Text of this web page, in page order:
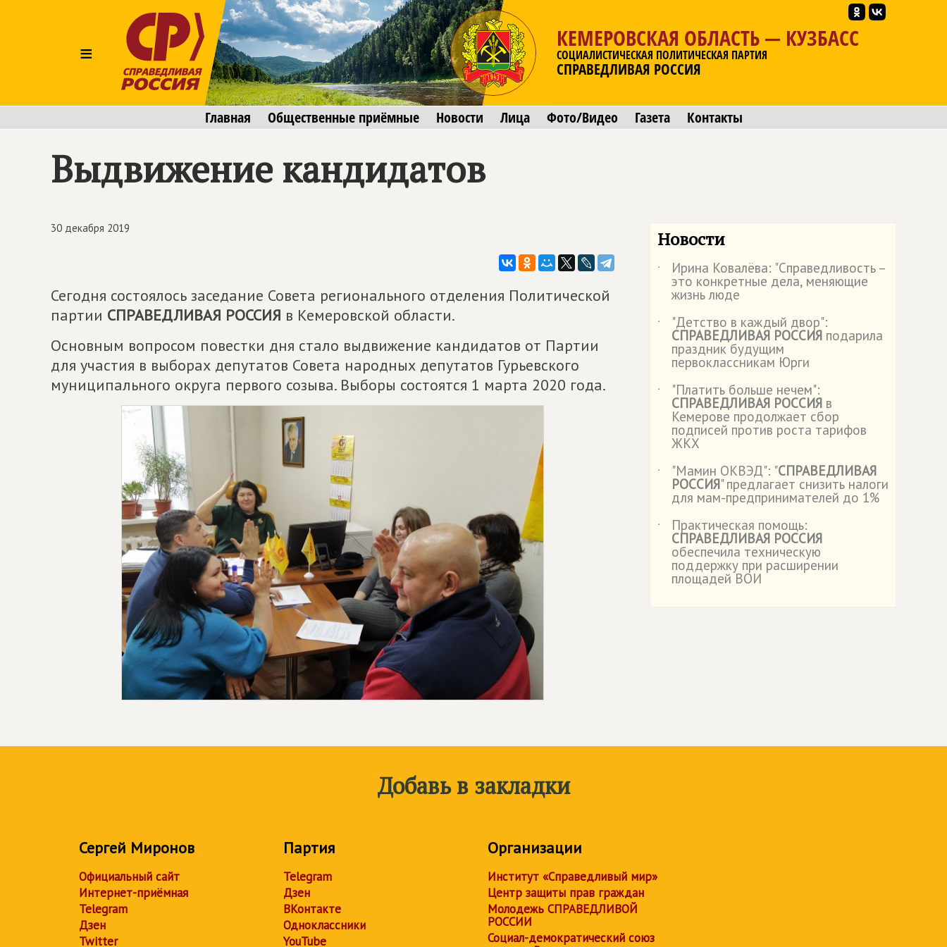
≡
КЕМЕРОВСКАЯ ОБЛАСТЬ — КУЗБАСС
СОЦИАЛИСТИЧЕСКАЯ ПОЛИТИЧЕСКАЯ ПАРТИЯ
СПРАВЕДЛИВАЯ РОССИЯ
Главная Общественные приёмные Новости Лица Фото/Видео Газета Контакты
Выдвижение кандидатов
30 декабря 2019
Сегодня состоялось заседание Совета регионального отделения Политической
партии СПРАВЕДЛИВАЯ РОССИЯ в Кемеровской области.
Основным вопросом повестки дня стало выдвижение кандидатов от Партии
для участия в выборах депутатов Совета народных депутатов Гурьевского
муниципального округа первого созыва. Выборы состоятся 1 марта 2020 года.
Новости
˙ Ирина Ковалёва: "Справедливость –
это конкретные дела, меняющие
жизнь люде
˙
"Детство в каждый двор":
СПРАВЕДЛИВАЯ РОССИЯ подарила
праздник будущим
первоклассникам Юрги
˙
"Платить больше нечем":
СПРАВЕДЛИВАЯ РОССИЯ в
Кемерове продолжает сбор
подписей против роста тарифов
ЖКХ
˙
"Мамин ОКВЭД": "СПРАВЕДЛИВАЯ
РОССИЯ" предлагает снизить налоги
для мам-предпринимателей до 1%
˙
Практическая помощь:
СПРАВЕДЛИВАЯ РОССИЯ
обеспечила техническую
поддержку при расширении
площадей ВОИ
Добавь в закладки
Сергей Миронов
Официальный сайт
Интернет-приёмная
Telegram
Дзен
Twitter
Партия
Telegram
Дзен
ВКонтакте
Одноклассники
YouTube
Организации
Институт «Справедливый мир»
Центр защиты прав граждан
Молодежь СПРАВЕДЛИВОЙ
РОССИИ
Социал-демократический союз